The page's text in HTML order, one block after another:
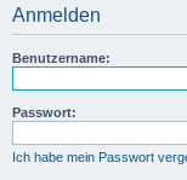
Anmelden
Benutzername:
Passwort:
Ich habe mein Passwort